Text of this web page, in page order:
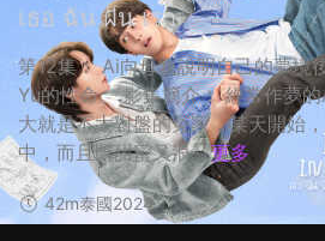
เธอ ฉัน ฝัน เรา
第12集： Ai向母親說明自己的夢境
Yu的性命。 影集簡介： 經常作夢
大就是不太對盤的冤家，某天開始
中，而且既甜蜜又浪... 更多
42m泰國2024